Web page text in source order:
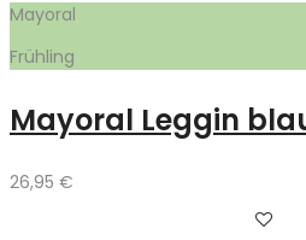
Mayoral
Frühling
Mayoral Leggin
26,95 €